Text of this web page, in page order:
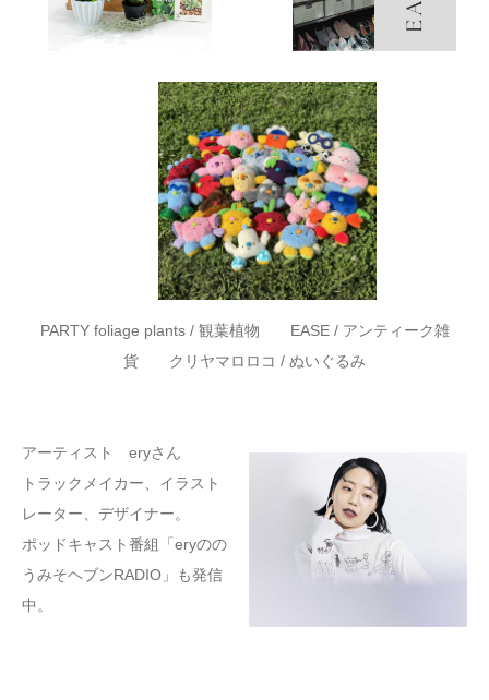
PARTY foliage plants / 観葉植物 EASE / アンティーク雑
貨 クリヤマロロコ / ぬいぐるみ
アーティスト eryさん
トラックメイカー、イラスト
レーター、デザイナー。
ポッドキャスト番組「eryのの
うみそヘブンRADIO」も発信
中。